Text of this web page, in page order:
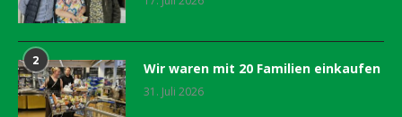
2 Wir waren mit 20 Familien einkaufen
31. Juli 2026